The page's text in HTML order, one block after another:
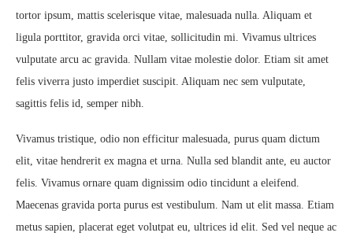
tortor ipsum, mattis scelerisque vitae, malesuada nulla. Aliquam et
ligula porttitor, gravida orci vitae, sollicitudin mi. Vivamus ultrices
vulputate arcu ac gravida. Nullam vitae molestie dolor. Etiam sit amet
felis viverra justo imperdiet suscipit. Aliquam nec sem vulputate,
sagittis felis id, semper nibh.
Vivamus tristique, odio non efficitur malesuada, purus quam dictum
elit, vitae hendrerit ex magna et urna. Nulla sed blandit ante, eu auctor
felis. Vivamus ornare quam dignissim odio tincidunt a eleifend.
Maecenas gravida porta purus est vestibulum. Nam ut elit massa. Etiam
metus sapien, placerat eget volutpat eu, ultrices id elit. Sed vel neque ac